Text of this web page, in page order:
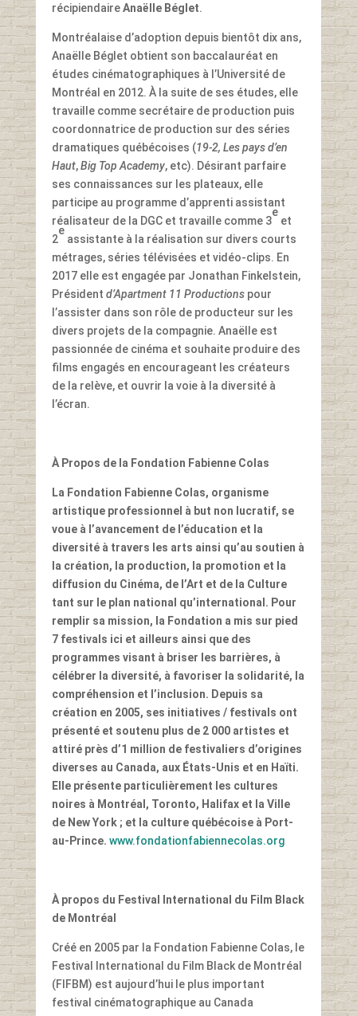
récipiendaireAnaëlle Béglet.
Montréalaise d’adoption depuis bientôt dix ans,
Anaëlle Béglet obtient son baccalauréat en
études cinématographiques à l’Université de
Montréal en 2012. À la suite de ses études, elle
travaille comme secrétaire de production puis
coordonnatrice de production sur des séries
dramatiques québécoises (19-2, Les pays d’en
Haut,Big Top Academy, etc). Désirant parfaire
ses connaissances sur les plateaux, elle
participe au programme d’apprenti assistant
réalisateur de la DGC et travaille comme 3
e
et
2
e
assistante à la réalisation sur divers courts
métrages, séries télévisées et vidéo-clips. En
2017 elle est engagée par Jonathan Finkelstein,
Président d’Apartment 11 Productionspour
l’assister dans son rôle de producteur sur les
divers projets de la compagnie. Anaëlle est
passionnée de cinéma et souhaite produire des
films engagés en encourageant les créateurs
de la relève, et ouvrir la voie à la diversité à
l’écran.
À Propos de la Fondation Fabienne Colas
La Fondation Fabienne Colas, organisme
artistique professionnel à but non lucratif, se
voue à l’avancement de l’éducation et la
diversité à travers les arts ainsi qu’au soutien à
la création, la production, la promotion et la
diffusion du Cinéma, de l’Art et de la Culture
tant sur le plan national qu’international. Pour
remplir sa mission, la Fondation a mis sur pied
7 festivals ici et ailleurs ainsi que des
programmes visant à briser les barrières, à
célébrer la diversité, à favoriser la solidarité, la
compréhension et l’inclusion. Depuis sa
création en 2005, ses initiatives / festivals ont
présenté et soutenu plus de 2 000 artistes et
attiré près d’1 million de festivaliers d’origines
diverses au Canada, aux États-Unis et en Haïti.
Elle présente particulièrement les cultures
noires à Montréal, Toronto, Halifax et la Ville
de New York ; et la culture québécoise à Port-
au-Prince. www.fondationfabiennecolas.org
À propos du Festival International du Film Black
de Montréal
Créé en 2005 par la Fondation Fabienne Colas, le
Festival International du Film Black de Montréal
(FIFBM) est aujourd’hui le plus important
festival cinématographique au Canada